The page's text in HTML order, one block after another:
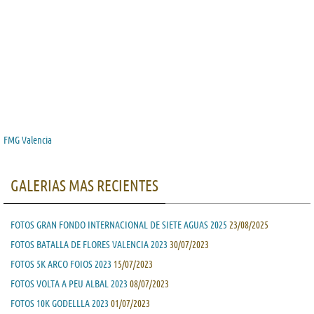
FMG Valencia
GALERIAS MAS RECIENTES
FOTOS GRAN FONDO INTERNACIONAL DE SIETE AGUAS 2025 23/08/2025
FOTOS BATALLA DE FLORES VALENCIA 2023 30/07/2023
FOTOS 5K ARCO FOIOS 2023 15/07/2023
FOTOS VOLTA A PEU ALBAL 2023 08/07/2023
FOTOS 10K GODELLLA 2023 01/07/2023